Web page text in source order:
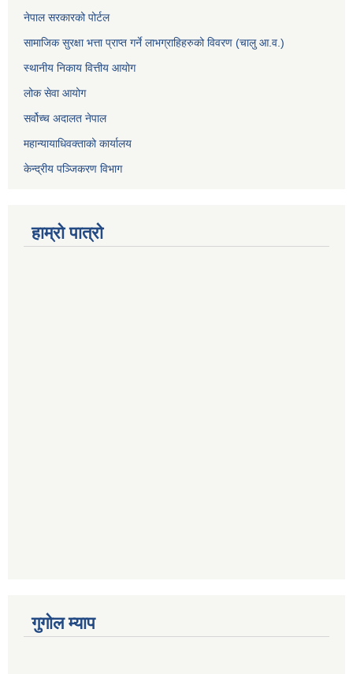
नेपाल सरकारको पोर्टल
सामाजिक सुरक्षा भत्ता प्राप्त गर्ने लाभग्राहिहरुको विवरण (चालु आ.व.)
स्थानीय निकाय वित्तीय आयोग
लोक सेवा आयोग
सर्वोच्च अदालत नेपाल
महान्यायाधिवक्ताको कार्यालय
केन्द्रीय पञ्जिकरण विभाग
हाम्रो पात्रो
गुगोल म्याप